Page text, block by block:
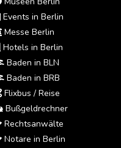
Events in Berlin
Messe Berlin
Hotels in Berlin
Baden in BLN
Baden in BRB
Flixbus / Reise
Bußgeldrechner
Rechtsanwälte
Notare in Berlin